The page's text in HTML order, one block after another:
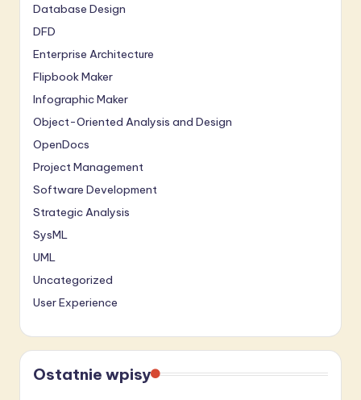
Database Design
DFD
Enterprise Architecture
Flipbook Maker
Infographic Maker
Object-Oriented Analysis and Design
OpenDocs
Project Management
Software Development
Strategic Analysis
SysML
UML
Uncategorized
User Experience
Ostatnie wpisy